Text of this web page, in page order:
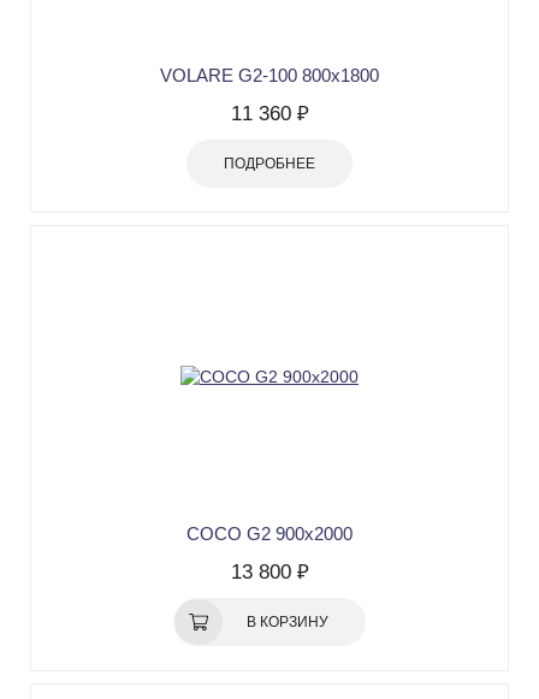
VOLARE G2-100 800х1800
11 360 ₽
ПОДРОБНЕЕ
COCO G2 900х2000
13 800 ₽
В КОРЗИНУ